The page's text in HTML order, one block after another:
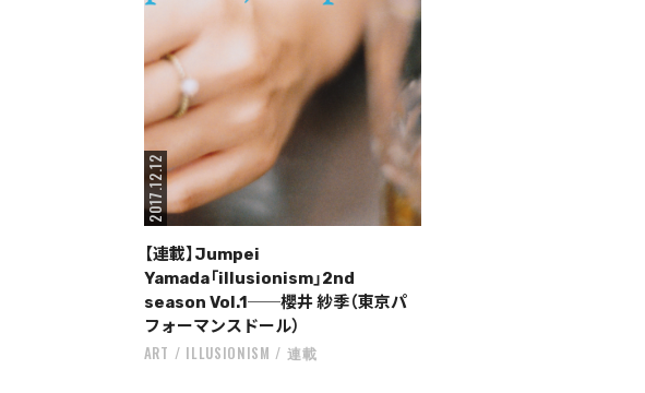
2017.12.12
【連載】Jumpei
Yamada「illusionism」2nd
season Vol.1──櫻井 紗季（東京パ
フォーマンスドール）
ART ILLUSIONISM 連載